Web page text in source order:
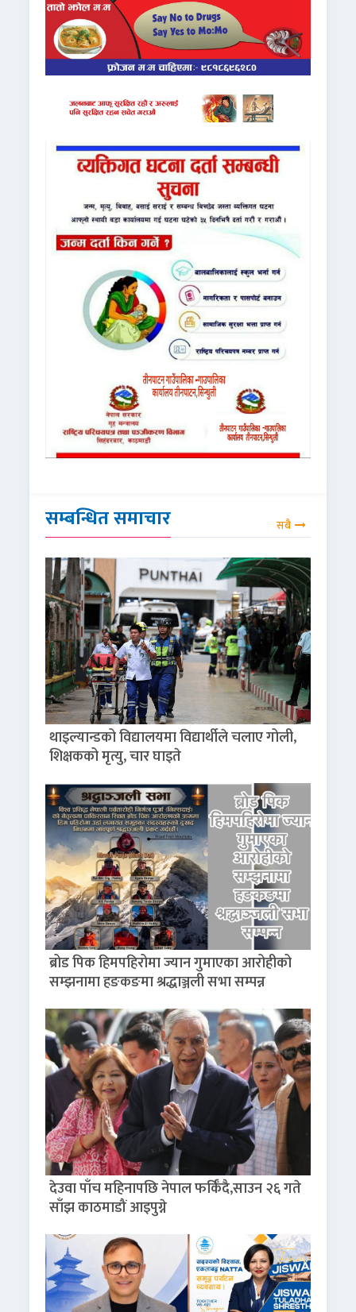
सम्बन्धित समाचार सबै
थाइल्यान्डको विद्यालयमा विद्यार्थीले चलाए गोली,
शिक्षकको मृत्यु, चार घाइते
ब्रोड पिक हिमपहिरोमा ज्यान गुमाएका आरोहीको
सम्झनामा हङकङमा श्रद्धाञ्जली सभा सम्पन्न
देउवा पाँच महिनापछि नेपाल फर्किँदै,साउन २६ गते
साँझ काठमाडौं आइपुग्ने